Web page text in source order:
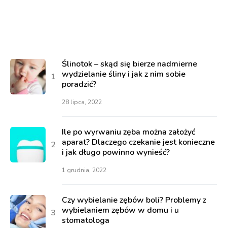
Ślinotok – skąd się bierze nadmierne
wydzielanie śliny i jak z nim sobie
poradzić?
28 lipca, 2022
Ile po wyrwaniu zęba można założyć
aparat? Dlaczego czekanie jest konieczne
i jak długo powinno wynieść?
1 grudnia, 2022
Czy wybielanie zębów boli? Problemy z
wybielaniem zębów w domu i u
stomatologa